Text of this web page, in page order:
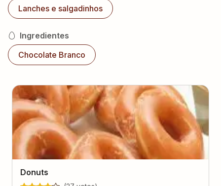
Lanches e salgadinhos
Ingredientes
Chocolate Branco
Donuts